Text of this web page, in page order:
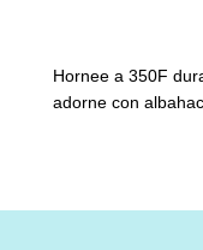
Hornee a 350F
adorne con